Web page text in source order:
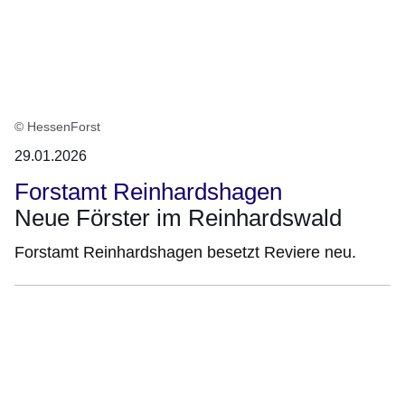
© HessenForst
29.01.2026
Forstamt Reinhardshagen
Neue Förster im Reinhardswald
Forstamt Reinhardshagen besetzt Reviere neu.